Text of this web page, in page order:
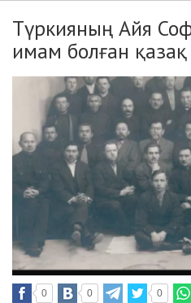
Түркияның Айя
имам болған қазақ
0 0 0